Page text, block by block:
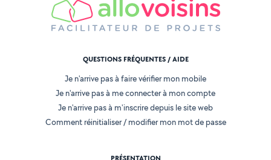
QUESTIONS FRÉQUENTES / AIDE
Je n'arrive pas à faire vérifier mon mobile
Je n'arrive pas à me connecter à mon compte
Je n'arrive pas à m'inscrire depuis le site web
Comment réinitialiser / modifier mon mot de passe